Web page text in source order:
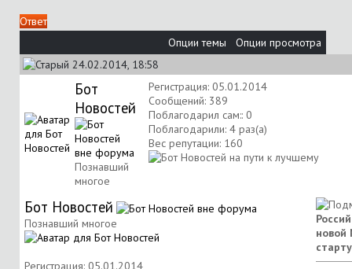
Ответ
Опции темы
Опции просмотра
24.02.2014, 18:58
Бот
Новостей
Познавший
многое
Регистрация: 05.01.2014
Сообщений: 389
Поблагодарил сам:: 0
Поблагодарили: 4 раз(а)
Вес репутации: 160
Бот Новостей
Познавший многое
Регистрация: 05.01.2014
новой